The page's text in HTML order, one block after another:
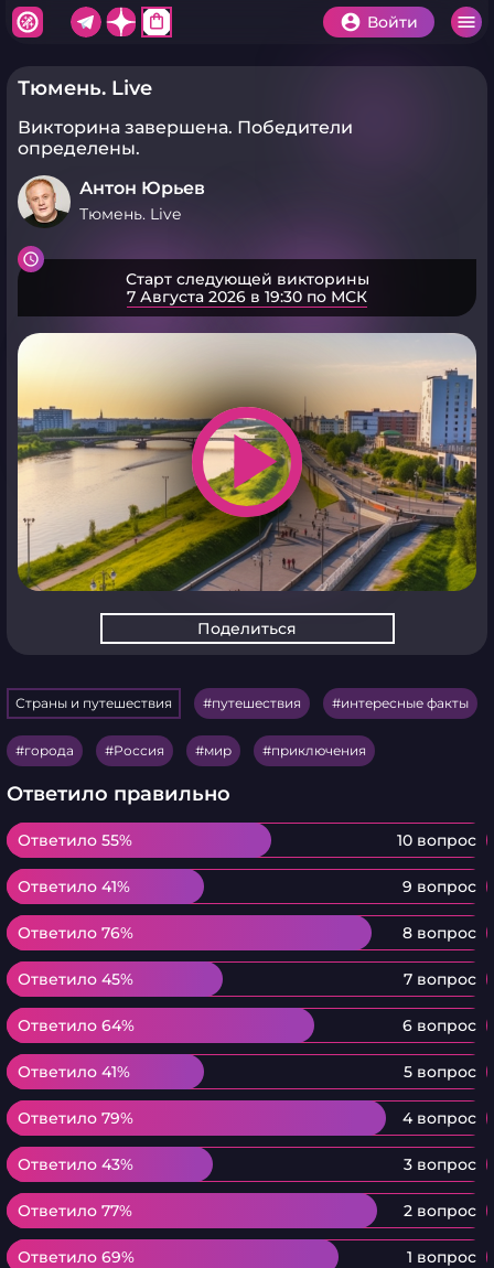
shopping_bag Войти
Тюмень. Live
Викторина завершена. Победители
определены.
Антон Юрьев
Тюмень. Live
Старт следующей викторины
7 Августа 2026 в 19:30 по МСК
play_arrow
Поделиться
Страны и путешествия путешествия интересные факты
города Россия мир приключения
Ответило правильно
Ответило 55% 10 вопрос
Ответило 55%
Ответило 41% 9 вопрос
Ответило 41%
Ответило 76% 8 вопрос
Ответило 76%
Ответило 45% 7 вопрос
Ответило 45%
Ответило 64% 6 вопрос
Ответило 64%
Ответило 41% 5 вопрос
Ответило 41%
Ответило 79% 4 вопрос
Ответило 79%
Ответило 43% 3 вопрос
Ответило 43%
Ответило 77% 2 вопрос
Ответило 77%
Ответило 69% 1 вопрос
Ответило 69%